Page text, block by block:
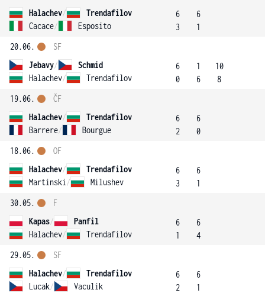
Halachev/
Trendafilov
Cacace/ Esposito
6
3
6
1
20.06.
Jebavy/
Schmid
Halachev/ Trendafilov
SF
6
0
1
6
10
8
19.06.
Halachev/
Trendafilov
Barrere/ Bourgue
ČF
6
2
6
0
18.06.
Halachev/
Trendafilov
Martinski / Milushev
OF
6
3
6
1
30.05.
Kapas/
Panfil
Halachev/ Trendafilov
F
6
1
6
4
29.05.
Halachev/
Trendafilov
Lucak/ Vaculik
SF
6
2
6
1